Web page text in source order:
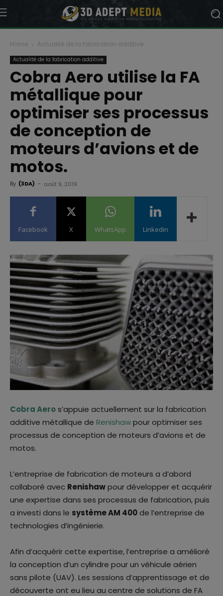
Home Actualité de la fabrication additive
Actualité de la fabrication additive
Cobra Aero utilise la FA
métallique pour
optimiser ses processus
de conception de
moteurs d’avions et de
motos.
By (3DA) - août 9, 2019
Facebook X WhatsApp Linkedin
Cobra Aeros’appuie actuellement sur la fabrication
additive métallique de Renishawpour optimiser ses
processus de conception de moteurs d’avions et de
motos.
L’entreprise de fabrication de moteurs a d’abord
collaboré avec Renishawpour développer et acquérir
une expertise dans ses processus de fabrication, puis
a investi dans le système AM 400de l’entreprise de
technologies d’ingénierie.
Afin d’acquérir cette expertise, l’entreprise a amélioré
la conception d’un cylindre pour un véhicule aérien
sans pilote (UAV). Les sessions d’apprentissage et de
découverte ont eu lieu au centre de solutions de FA